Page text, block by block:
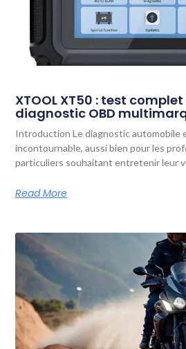
XTOOL XT50 : test
diagnostic OBD
Introduction Le diagnostic automobile
incontournable, aussi bien pour les
particuliers souhaitant entretenir leur
Read More